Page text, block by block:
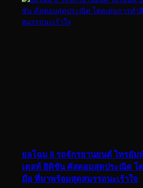
ยลโฉม 8 รถจักรยานยนต์ ไทรอัม
เตลท์ อิดิชัน คัสตอมสุดประณีต โ
มือ ที่มาพร้อมสุดสมรรถนะเร้าใจ